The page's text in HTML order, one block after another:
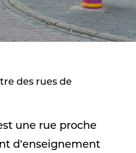
des rues de
une rue proche
d'enseignement